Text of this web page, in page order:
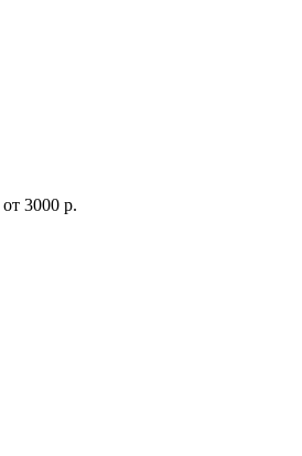
от 3000 р.